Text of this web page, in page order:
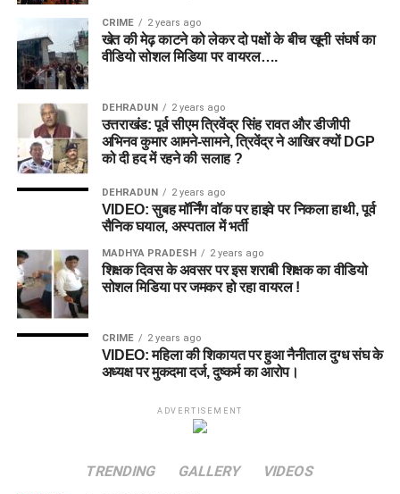
CRIME 2 years ago
खेत की मेढ़ काटने को लेकर दो पक्षों के बीच खूनी संघर्ष का
वीडियो सोशल मिडिया पर वायरल….
DEHRADUN 2 years ago
उत्तराखंड: पूर्व सीएम त्रिवेंद्र सिंह रावत और डीजीपी
अभिनव कुमार आमने-सामने, त्रिवेंद्र ने आखिर क्यों DGP
को दी हद में रहने की सलाह ?
DEHRADUN 2 years ago
VIDEO: सुबह मॉर्निंग वॉक पर हाइवे पर निकला हाथी, पूर्व
सैनिक घयाल, अस्पताल में भर्ती
MADHYA PRADESH 2 years ago
शिक्षक दिवस के अवसर पर इस शराबी शिक्षक का वीडियो
सोशल मिडिया पर जमकर हो रहा वायरल !
CRIME 2 years ago
VIDEO: महिला की शिकायत पर हुआ नैनीताल दुग्ध संघ के
अध्यक्ष पर मुकदमा दर्ज, दुष्कर्म का आरोप।
ADVERTISEMENT
TRENDING GALLERY VIDEOS